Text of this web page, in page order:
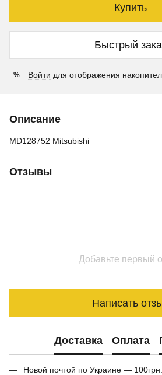
Купить
Быстрый
% Войти для отображения
Описание
MD128752 Mitsubishi
Отзывы
Добавьте первый
Написать
Доставка Оплата
Новой почтой по Украине — 100грн.